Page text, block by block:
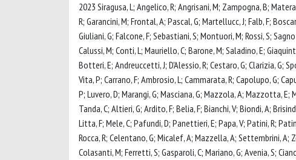
2023 Siragusa, L; Angelico, R; Angrisani, M; Zampogna, B;
R; Garancini, M; Frontal, A; Pascal, G; Martellucc, J; Falb, F;
Giuliani, G; Falcone, F; Sebastiani, S; Montuori, M; Rossi, S;
Calussi, M; Conti, L; Mauriello, C; Barone, M; Saladino, E;
Botteri, E; Andreuccetti, J; D'Alessio, R; Cestaro, G; Clarizia, G;
Vita, P; Carrano, F; Ambrosio, L; Cammarata, R; Capolupo, G;
P; Luvero, D; Marangi, G; Masciana, G; Mazzola, A; Mazzotta, E;
Tanda, C; Altieri, G; Ardito, F; Belia, F; Bianchi, V; Biondi, A;
Litta, F; Mele, C; Pafundi, D; Panettieri, E; Papa, V; Patini, R;
Rocca, R; Celentano, G; Micalef, A; Mazzella, A; Settembrini, A;
Colasanti, M; Ferretti, S; Gasparoli, C; Mariano, G; Avenia, S;